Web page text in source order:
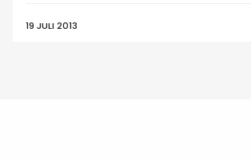
19 JULI 2013